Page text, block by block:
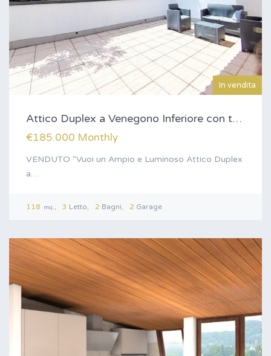
In vendita
Attico Duplex a Venegono Inferiore con terrazzo…
€185.000 Monthly
VENDUTO “Vuoi un Ampio e Luminoso Attico Duplex
a…
118 mq. 3 Letto 2 Bagni 2 Garage